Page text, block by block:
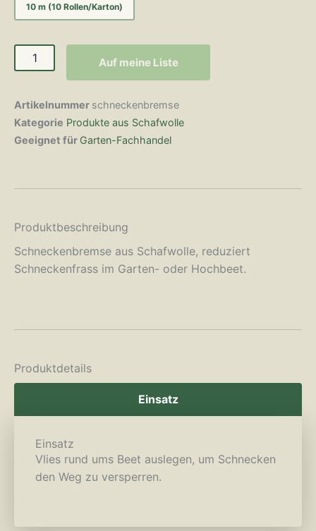
10 m (10 Rollen/Karton)
Auf meine Liste
Artikelnummer schneckenbremse
Kategorie Produkte aus Schafwolle
Geeignet für Garten-Fachhandel
Produktbeschreibung
Schneckenbremse aus Schafwolle, reduziert
Schneckenfrass im Garten- oder Hochbeet.
Produktdetails
Einsatz
Einsatz
Vlies rund ums Beet auslegen, um Schnecken
den Weg zu versperren.